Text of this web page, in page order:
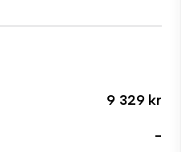
9 329 kr
-